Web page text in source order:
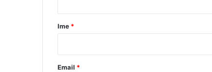
r
Ime *
Email *